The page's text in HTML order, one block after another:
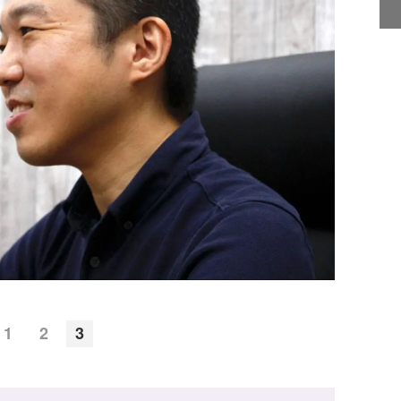
1 2 3